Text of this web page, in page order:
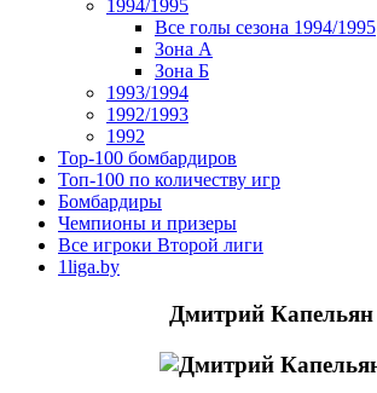
1994/1995
Все голы сезона 1994/1995
Зона А
Зона Б
1993/1994
1992/1993
1992
Top-100 бомбардиров
Топ-100 по количеству игр
Бомбардиры
Чемпионы и призеры
Все игроки Второй лиги
1liga.by
Дмитрий Капельян